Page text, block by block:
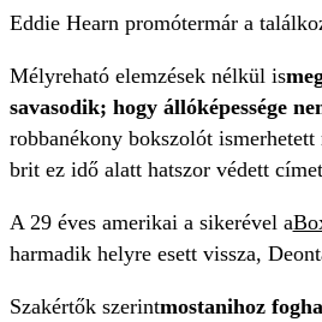
Eddie Hearn promótermár a
Mélyreható elemzések nélkül is
savasodik; hogy állóképessége
robbanékony bokszolót
brit ez idő alatt hatszor védett
A 29 éves amerikai a sikerével a
harmadik helyre esett vissza,
Szakértők szerintmostanihoz